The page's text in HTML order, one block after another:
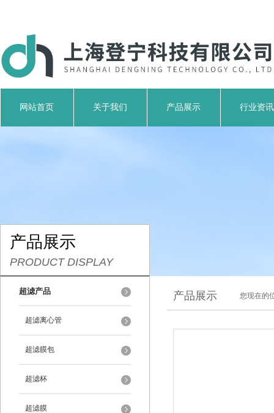
网站首页 关于我们 产品展示 行业资讯
产品展示
PRODUCT DISPLAY
超滤产品
超滤离心管
超滤膜包
超滤杯
超滤膜
产品展示 您现在的